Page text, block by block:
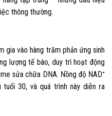
thông thường.
gia vào hàng trăm phản ứng sinh
lượng tế bào, duy trì hoạt động
sửa chữa DNA. Nồng độ NAD⁺
30, và quá trình này diễn ra